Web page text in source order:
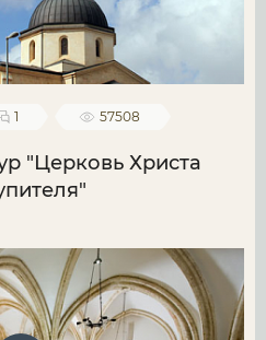
1 57508
"Церковь Христа